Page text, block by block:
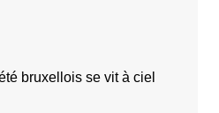
bruxellois se vit à ciel